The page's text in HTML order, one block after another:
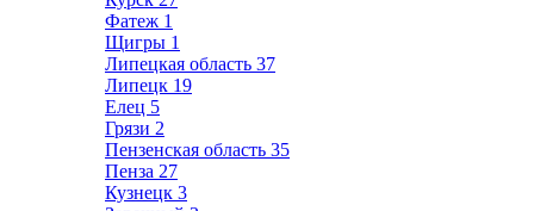
Фатеж 1
Щигры 1
Липецкая область 37
Липецк 19
Елец 5
Грязи 2
Пензенская область 35
Пенза 27
Кузнецк 3